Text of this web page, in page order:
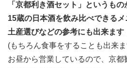
「京都利き酒セット」というもの
15蔵の日本酒を飲み比べできるメ
土産選びなどの参考にも出来ます
(もちろん食事をすることも出来
お昼から営業しているので、京